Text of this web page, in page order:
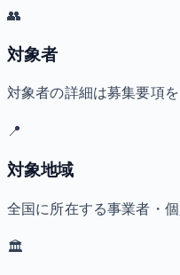
👥
対象者
対象者の詳細は募集要項
📍
対象地域
全国に所在する事業者・
🏛️